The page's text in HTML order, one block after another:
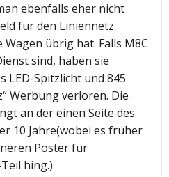
ebenfalls eher nicht
für den Liniennetz
übrig hat. Falls M8C
sind, haben sie
LED-Spitzlicht und 845
Werbung verloren. Die
an der einen Seite des
10 Jahre(wobei es früher
Poster für
hing.)